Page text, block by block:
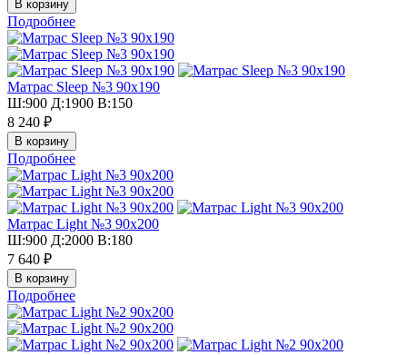
Подробнее
Матрас Sleep №3 90х190
Ш:900 Д:1900 В:150
8 240 ₽
Подробнее
Матрас Light №3 90х200
Ш:900 Д:2000 В:180
7 640 ₽
Подробнее